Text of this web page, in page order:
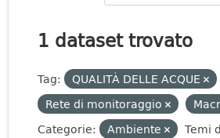
1 dataset trovato
Tag:
QUALITÀ DELLE ACQUE
Rete di monitoraggio
Categorie:
Ambiente
Temi